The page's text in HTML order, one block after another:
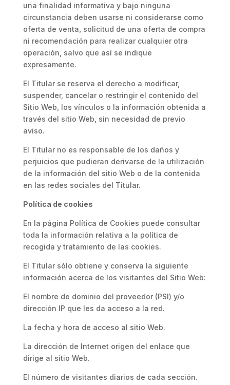
una finalidad informativa y bajo ninguna
circunstancia deben usarse ni considerarse como
oferta de venta, solicitud de una oferta de compra
ni recomendación para realizar cualquier otra
operación, salvo que así se indique
expresamente.
El Titular se reserva el derecho a modificar,
suspender, cancelar o restringir el contenido del
Sitio Web, los vínculos o la información obtenida a
través del sitio Web, sin necesidad de previo
aviso.
El Titular no es responsable de los daños y
perjuicios que pudieran derivarse de la utilización
de la información del sitio Web o de la contenida
en las redes sociales del Titular.
Política de cookies
En la página Política de Cookies puede consultar
toda la información relativa a la política de
recogida y tratamiento de las cookies.
El Titular sólo obtiene y conserva la siguiente
información acerca de los visitantes del Sitio Web:
El nombre de dominio del proveedor (PSI) y/o
dirección IP que les da acceso a la red.
La fecha y hora de acceso al sitio Web.
La dirección de Internet origen del enlace que
dirige al sitio Web.
El número de visitantes diarios de cada sección.